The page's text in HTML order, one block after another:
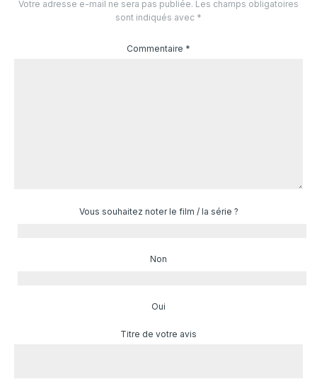
Votre adresse e-mail ne sera pas publiée. Les champs obligatoires
sont indiqués avec *
Commentaire *
Vous souhaitez noter le film / la série ?
Non
Oui
Titre de votre avis